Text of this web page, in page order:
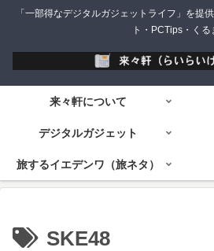
「一部得なデジタルガジェットライフ」を提
ト・PCTips・くる
来々軒について
デジタルガジェット
旅するイエデンワ（旅ネタ）
SKE48